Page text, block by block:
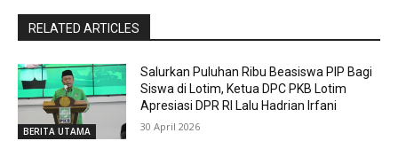
RELATED ARTICLES
BERITA UTAMA
Salurkan Puluhan Ribu Beasiswa PIP Bagi
Siswa di Lotim, Ketua DPC PKB Lotim
Apresiasi DPR RI Lalu Hadrian Irfani
30 April 2026